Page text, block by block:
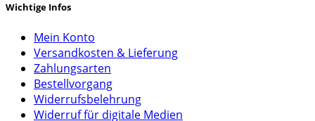
Wichtige Infos
Mein Konto
Versandkosten & Lieferung
Zahlungsarten
Bestellvorgang
Widerrufsbelehrung
Widerruf für digitale Medien